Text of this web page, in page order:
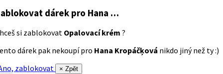
dárek pro Hana …
si zablokovat Opalovací krém ?
dárek pak nekoupí pro Hana Kropáčķová nikdo jiný než ty :)
zablokovat
× Zpět